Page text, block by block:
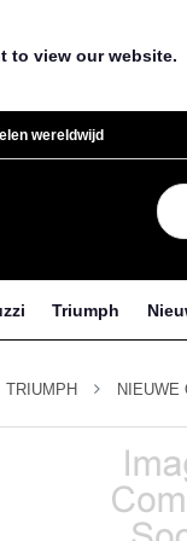
to view our website.
wereldwijd
Triumph
TRIUMPH NIEUWE